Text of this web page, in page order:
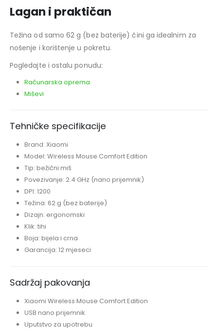
Lagan i praktičan
Težina od samo 62 g (bez baterije) čini ga idealnim za
nošenje i korištenje u pokretu.
Pogledajte i ostalu ponudu:
Računarska oprema
Miševi
Tehničke specifikacije
Brand: Xiaomi
Model: Wireless Mouse Comfort Edition
Tip: bežični miš
Povezivanje: 2.4 GHz (nano prijemnik)
DPI: 1200
Težina: 62 g (bez baterije)
Dizajn: ergonomski
Klik: tihi
Boja: bijela i crna
Garancija: 12 mjeseci
Sadržaj pakovanja
Xiaomi Wireless Mouse Comfort Edition
USB nano prijemnik
Uputstvo za upotrebu